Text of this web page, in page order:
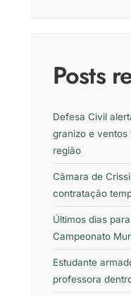
Posts
Defesa Civil
granizo e ventos
região
Câmara de
contratação
Últimos dias
Campeonato
Estudante
professora